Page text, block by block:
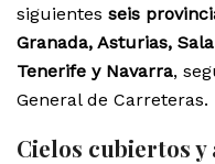
siguientes seis
Granada, Asturias,
Tenerife y Navarra,
General de Carreteras.
Cielos cubiertos